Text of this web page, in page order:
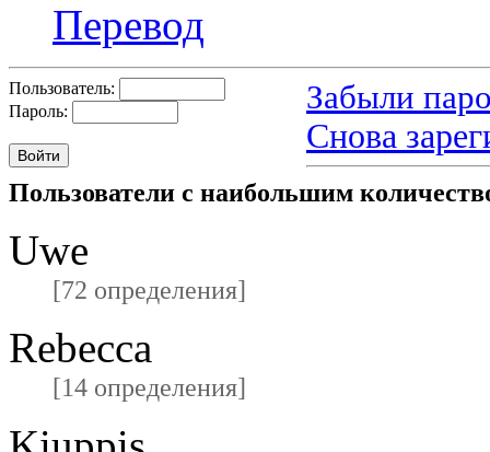
Перевод
Пользователь:
Пароль:
Забыли
Снова
Пользователи с наибольшим
Uwe
[72 определения]
Rebecca
[14 определения]